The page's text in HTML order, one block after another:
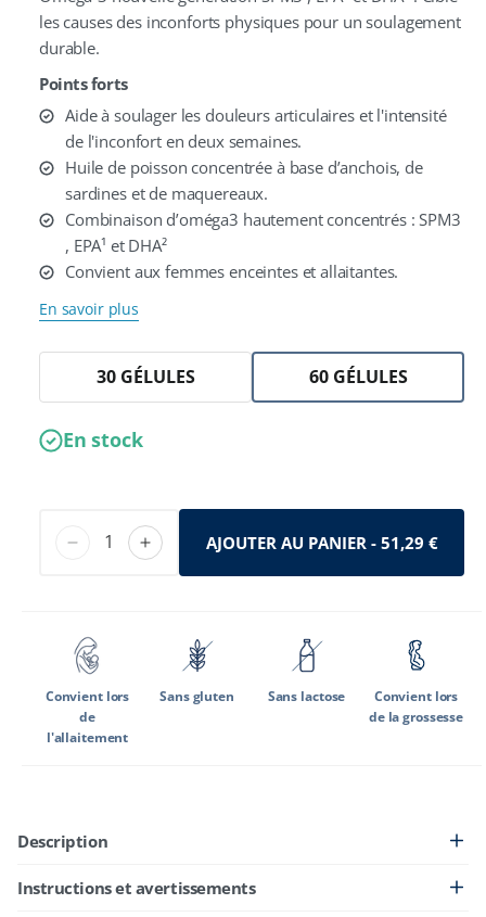
les causes des inconforts physiques pour un soulagement
durable.
Points forts
Aide à soulager les douleurs articulaires et l'intensité
de l'inconfort en deux semaines.
Huile de poisson concentrée à base d’anchois, de
sardines et de maquereaux.
Combinaison d’oméga3 hautement concentrés : SPM3
, EPA¹ et DHA²
Convient aux femmes enceintes et allaitantes.
En savoir plus
30 GÉLULES 60 GÉLULES
En stock
Réduire
MetaActive
Résolution
60
gélules
Augmenter
MetaActive
Résolution
AJOUTER AU PANIER - 51,29 €
Convient lors
de
l'allaitement
Sans gluten Sans lactose
Convient lors
de la grossesse
Description
Instructions et avertissements